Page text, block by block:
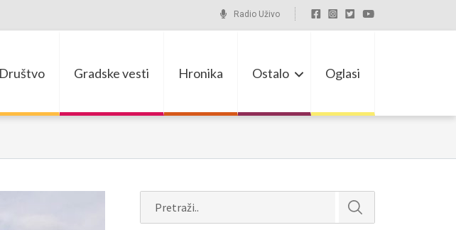
Radio Uživo
Društvo Gradske vesti Hronika Ostalo Oglasi